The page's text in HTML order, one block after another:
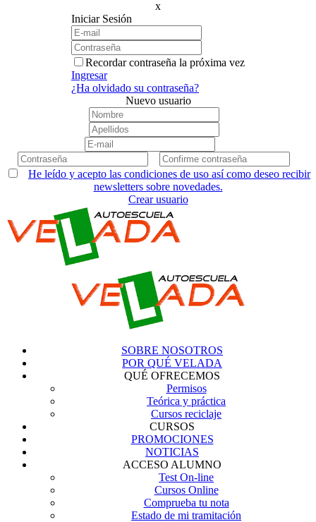
x
Iniciar Sesión
Recordar contraseña la próxima vez
Ingresar
¿Ha olvidado su contraseña?
Nuevo usuario
He leído y acepto las condiciones de uso así como deseo recibir
newsletters sobre novedades.
Crear usuario
SOBRE NOSOTROS
POR QUÉ VELADA
QUÉ OFRECEMOS
Permisos
Teórica y práctica
Cursos reciclaje
CURSOS
PROMOCIONES
NOTICIAS
ACCESO ALUMNO
Test On-line
Cursos Online
Comprueba tu nota
Estado de mi tramitación